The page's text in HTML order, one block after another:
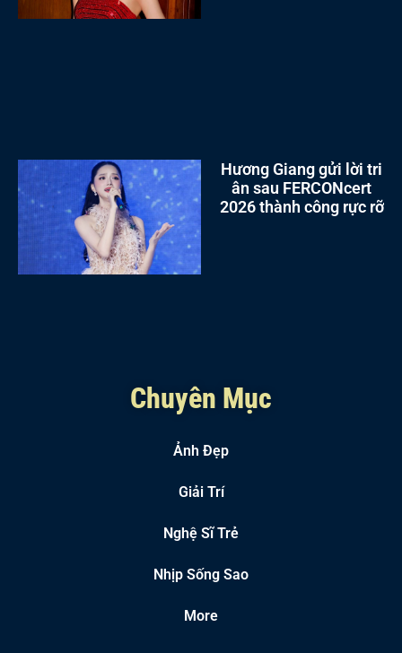
Hương Giang gửi lời tri
ân sau FERCONcert
2026 thành công rực rỡ
Chuyên Mục
Ảnh Đẹp
Giải Trí
Nghệ Sĩ Trẻ
Nhịp Sống Sao
More